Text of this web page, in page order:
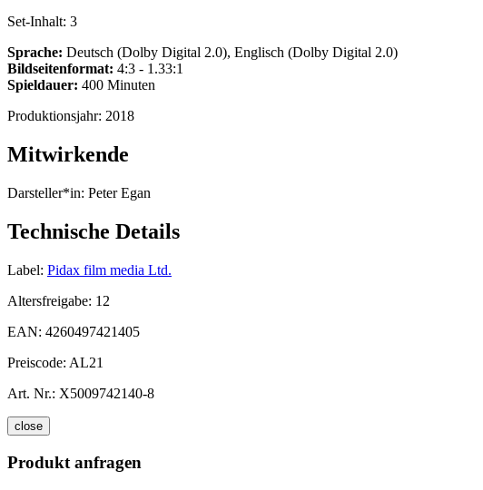
Set-Inhalt: 3
Sprache: Deutsch (Dolby Digital 2.0), Englisch (Dolby Digital 2.0)
Bildseitenformat: 4:3 - 1.33:1
Spieldauer: 400 Minuten
Produktionsjahr: 2018
Mitwirkende
Darsteller*in: Peter Egan
Technische Details
Label: Pidax film media Ltd.
Altersfreigabe: 12
EAN: 4260497421405
Preiscode: AL21
Art. Nr.: X5009742140-8
close
Produkt anfragen